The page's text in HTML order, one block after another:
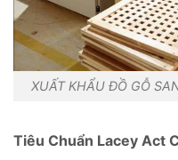
XUẤT KHẨU ĐỒ GỖ
Tiêu Chuẩn Lacey Act